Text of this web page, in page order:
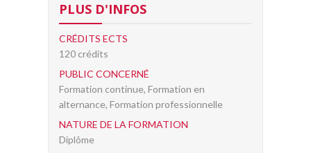
PLUS D'INFOS
CRÉDITS ECTS
120 crédits
PUBLIC CONCERNÉ
Formation continue, Formation en
alternance, Formation professionnelle
NATURE DE LA FORMATION
Diplôme